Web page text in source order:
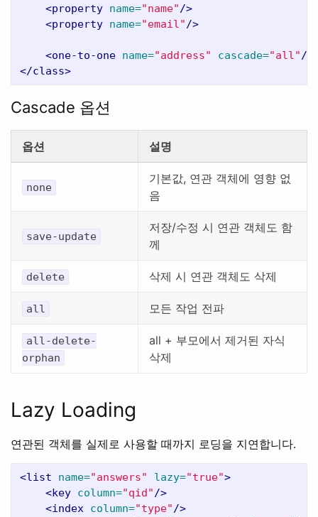
<property name="name"/>
<property name="email"/>
<one-to-one name="address" cascade="all"/>
</class>
Cascade 옵션
옵션 설명
none
기본값, 연관 객체에 영향 없
음
save-update
저장/수정 시 연관 객체도 함
께
delete 삭제 시 연관 객체도 삭제
all 모든 작업 전파
all-delete-
orphan
all + 부모에서 제거된 자식
삭제
Lazy Loading
연관된 객체를 실제로 사용할 때까지 로딩을 지연합니다.
<list name="answers" lazy="true">
<key column="qid"/>
<index column="type"/>